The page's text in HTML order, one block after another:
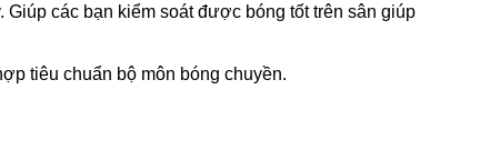
các bạn kiểm soát được bóng tốt trên sân giúp
tiêu chuẩn bộ môn bóng chuyền.